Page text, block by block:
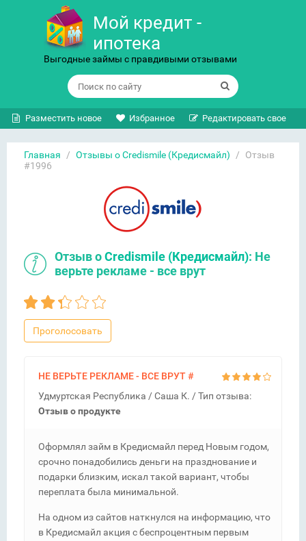
Мой кредит -
ипотека
Выгодные займы с правдивыми отзывами
Разместить новое Избранное Редактировать свое
Главная / Отзывы о Credismile (Кредисмайл) /
Отзыв
#1996
Отзыв оCredismile (Кредисмайл): Не
верьте рекламе - все врут
Проголосовать
НЕ ВЕРЬТЕ РЕКЛАМЕ - ВСЕ ВРУТ#
Удмуртская Республика /Саша К. / Тип отзыва:
Отзыв о продукте
Оформлял займ в Кредисмайл перед Новым годом,
срочно понадобились деньги на празднование и
подарки близким, искал такой вариант, чтобы
переплата была минимальной.
На одном из сайтов наткнулся на информацию, что
в Кредисмайл акция с беспроцентным первым